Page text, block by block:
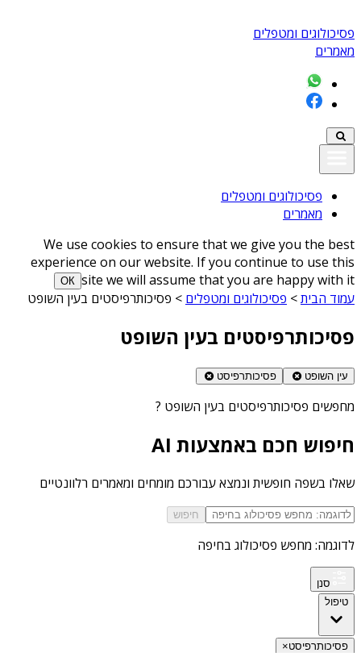
פסיכולוגים ומטפלים
מאמרים
פסיכולוגים ומטפלים
מאמרים
We use cookies to ensure that we give you the best
experience on our website. If you continue to use this
site we will assume that you are happy with it
ОК
עמוד הבית> פסיכולוגים ומטפלים > פסיכותרפיסטים בעין השופט
פסיכותרפיסטים בעין השופט
עין השופט פסיכותרפיסט
מחפשים פסיכותרפיסטים בעין השופט ?
חיפוש חכם באמצעות AI
שאלו בשפה חופשית ונמצא עבורכם מומחים ומאמרים רלוונטיים
חיפוש
לדוגמה: מחפש פסיכולוג בחיפה
סנן
טיפול
פסיכותרפיסט×